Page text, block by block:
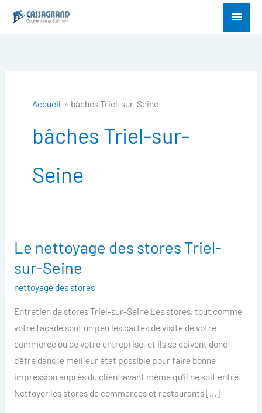
Menu
Accueil bâches Triel-sur-Seine
bâches Triel-sur-
Seine
Le nettoyage des stores Triel-
sur-Seine
nettoyage des stores
Entretien de stores Triel-sur-Seine Les stores, tout comme
votre façade sont un peu les cartes de visite de votre
commerce ou de votre entreprise, et ils se doivent donc
d’être dans le meilleur état possible pour faire bonne
impression auprès du client avant même qu’il ne soit entré.
Nettoyer les stores de commerces et restaurants […]
Le
nettoyage
des
stores
Triel-
sur-
Seine